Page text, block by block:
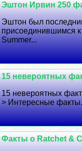
Эштон Ирвин 250
Эштон был
присоединившимся
Summer...
15 невероятных
15 невероятных
> Интересные
Факты о Ratchet &